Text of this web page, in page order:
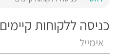
כניסה ללקוחות קיימים